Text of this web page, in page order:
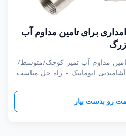
برای تامین مداوم آب
مداوم آب تمیز کوچک/متوسط/
اتوماتیک - راه حل مناسب
آیا می خواهید یک راه حل بدون
خوک های خود داشته باشید؟ به
رو بدست بیار